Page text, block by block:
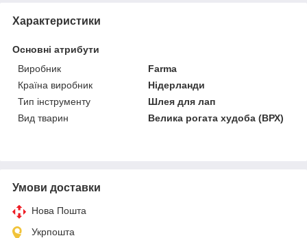
Характеристики
Основні атрибути
Виробник
Farma
Країна виробник
Нідерланди
Тип інструменту
Шлея для лап
Вид тварин
Велика рогата худоба (ВРХ)
Умови доставки
Нова Пошта
Укрпошта